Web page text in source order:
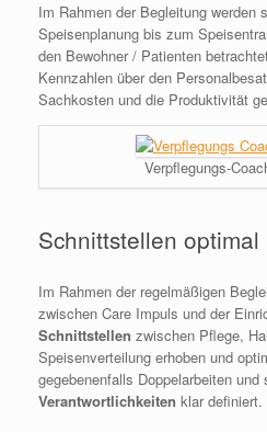
Im Rahmen der Begleitung werden
Speisenplanung bis zum
den Bewohner / Patienten
Kennzahlen über den
Sachkosten und die Produktivität
Verpflegungs-
Schnittstellen optimal
Im Rahmen der regelmäßigen
zwischen Care Impuls und der
Schnittstellen zwischen Pflege,
Speisenverteilung erhoben und
gegebenenfalls Doppelarbeiten und
Verantwortlichkeiten klar definiert.